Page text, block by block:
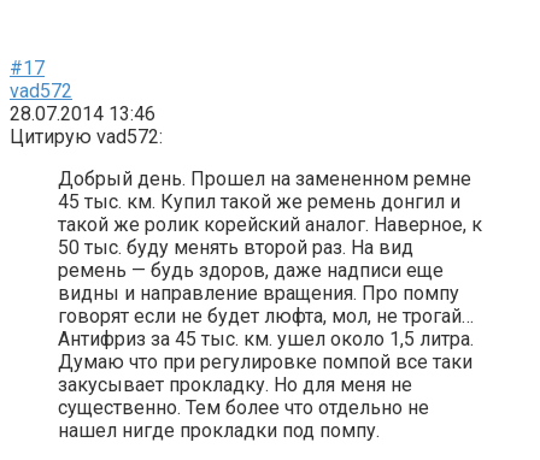
#17
vad572
28.07.2014 13:46
Цитирую vad572:
Добрый день. Прошел на замененном ремне
45 тыс. км. Купил такой же ремень донгил и
такой же ролик корейский аналог. Наверное, к
50 тыс. буду менять второй раз. На вид
ремень — будь здоров, даже надписи еще
видны и направление вращения. Про помпу
говорят если не будет люфта, мол, не трогай…
Антифриз за 45 тыс. км. ушел около 1,5 литра.
Думаю что при регулировке помпой все таки
закусывает прокладку. Но для меня не
существенно. Тем более что отдельно не
нашел нигде прокладки под помпу.